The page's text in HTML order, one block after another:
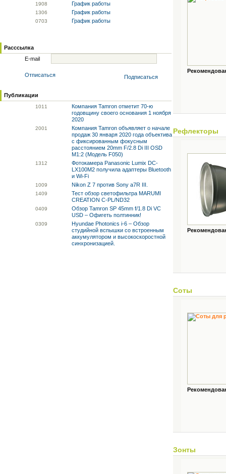
1908 График работы
1306 График работы
0703 График работы
Расссылка
E-mail
Отписаться Подписаться
Публикации
1011
Компания Tamron отметит 70-ю
годовщину своего основания 1 ноября
2020
2001
Компания Tamron объявляет о начале
продаж 30 января 2020 года объектива
с фиксированным фокусным
расстоянием 20mm F/2.8 Di III OSD
M1:2 (Модель F050)
1312
Фотокамера Panasonic Lumix DC-
LX100M2 получила адаптеры Bluetooth
и Wi-Fi
1009 Nikon Z 7 против Sony a7R III.
1409
Тест обзор светофильтра MARUMI
CREATION C-PL/ND32
0409
Обзор Tamron SP 45mm f/1.8 Di VC
USD – Офигеть полтинник!
0309
Hyundae Photonics i-6 – Обзор
студийной вспышки со встроенным
аккумулятором и высокоскоростной
синхронизацией.
Рефлекторы
Соты
Зонты